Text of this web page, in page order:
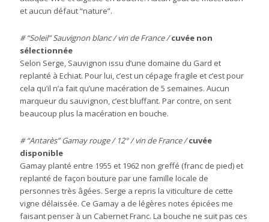
et aucun défaut “nature”.
# “Soleil” Sauvignon blanc / vin de France /cuvée non
sélectionnée
Selon Serge, Sauvignon issu d’une domaine du Gard et
replanté à Echiat. Pour lui, c’est un cépage fragile et c’est pour
cela qu’il n’a fait qu’une macération de 5 semaines. Aucun
marqueur du sauvignon, c’est bluffant. Par contre, on sent
beaucoup plus la macération en bouche.
# “Antarès” Gamay rouge / 12° / vin de France /cuvée
disponible
Gamay planté entre 1955 et 1962 non greffé (franc de pied) et
replanté de façon bouture par une famille locale de
personnes très âgées. Serge a repris la viticulture de cette
vigne délaissée. Ce Gamay a de légères notes épicées me
faisant penser à un Cabernet Franc. La bouche ne suit pas ces